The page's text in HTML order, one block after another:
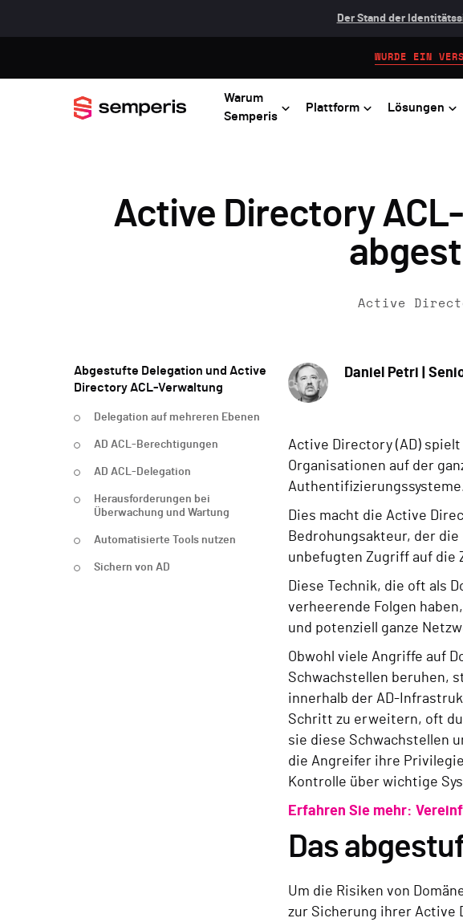
Der Stand der
Warum
Semperis
Plattform Lösungen
WURDE EIN
Active Directory
Active
Abgestufte Delegation und Active
Directory ACL-Verwaltung
Delegation auf mehreren Ebenen
AD ACL-Berechtigungen
AD ACL-Delegation
Herausforderungen bei
Überwachung und Wartung
Automatisierte Tools nutzen
Sichern von AD
Daniel Petri |
Active Directory (AD)
Organisationen auf der
Dies macht die Active
Bedrohungsakteur, der
unbefugten Zugriff auf die
Diese Technik, die oft als
verheerende Folgen
und potenziell ganze
Obwohl viele Angriffe auf
Schwachstellen beruhen,
innerhalb der AD-
Schritt zu erweitern, oft
sie diese Schwachstellen
die Angreifer ihre
Kontrolle über wichtige
Erfahren Sie mehr:
Das
Um die Risiken von
zur Sicherung ihrer Active